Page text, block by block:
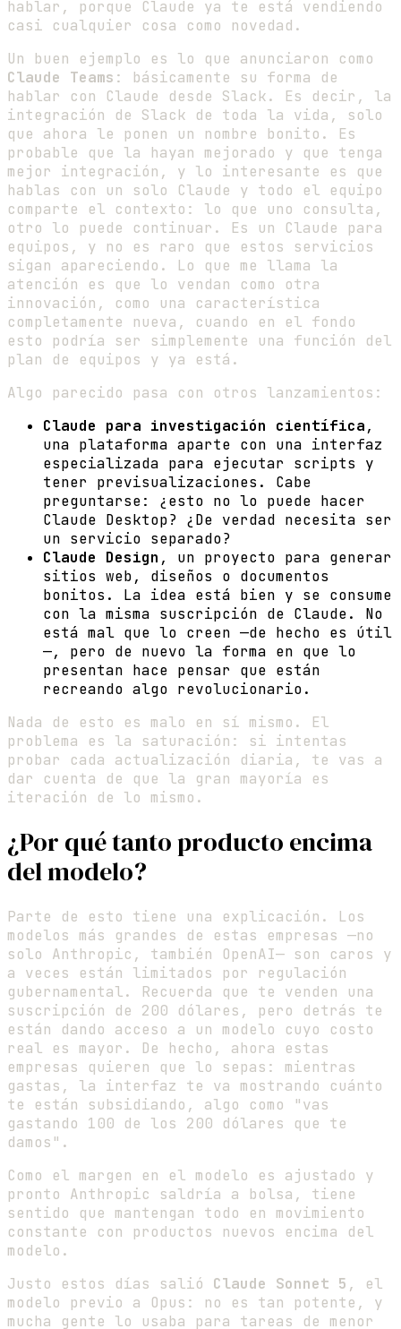
hablar, porque Claude ya te está vendiendo
casi cualquier cosa como novedad.
Un buen ejemplo es lo que anunciaron como
Claude Teams : básicamente su forma de
hablar con Claude desde Slack. Es decir, la
integración de Slack de toda la vida, solo
que ahora le ponen un nombre bonito. Es
probable que la hayan mejorado y que tenga
mejor integración, y lo interesante es que
hablas con un solo Claude y todo el equipo
comparte el contexto: lo que uno consulta,
otro lo puede continuar. Es un Claude para
equipos, y no es raro que estos servicios
sigan apareciendo. Lo que me llama la
atención es que lo vendan como otra
innovación, como una característica
completamente nueva, cuando en el fondo
esto podría ser simplemente una función del
plan de equipos y ya está.
Algo parecido pasa con otros lanzamientos:
Claude para investigación científica,
una plataforma aparte con una interfaz
especializada para ejecutar scripts y
tener previsualizaciones. Cabe
preguntarse: ¿esto no lo puede hacer
Claude Desktop? ¿De verdad necesita ser
un servicio separado?
Claude Design , un proyecto para generar
sitios web, diseños o documentos
bonitos. La idea está bien y se consume
con la misma suscripción de Claude. No
está mal que lo creen —de hecho es útil
—, pero de nuevo la forma en que lo
presentan hace pensar que están
recreando algo revolucionario.
Nada de esto es malo en sí mismo. El
problema es la saturación: si intentas
probar cada actualización diaria, te vas a
dar cuenta de que la gran mayoría es
iteración de lo mismo.
¿Por qué tanto producto encima
del modelo?
Parte de esto tiene una explicación. Los
modelos más grandes de estas empresas —no
solo Anthropic, también OpenAI— son caros y
a veces están limitados por regulación
gubernamental. Recuerda que te venden una
suscripción de 200 dólares, pero detrás te
están dando acceso a un modelo cuyo costo
real es mayor. De hecho, ahora estas
empresas quieren que lo sepas: mientras
gastas, la interfaz te va mostrando cuánto
te están subsidiando, algo como "vas
gastando 100 de los 200 dólares que te
damos".
Como el margen en el modelo es ajustado y
pronto Anthropic saldría a bolsa, tiene
sentido que mantengan todo en movimiento
constante con productos nuevos encima del
modelo.
Justo estos días salió Claude Sonnet 5 , el
modelo previo a Opus: no es tan potente, y
mucha gente lo usaba para tareas de menor